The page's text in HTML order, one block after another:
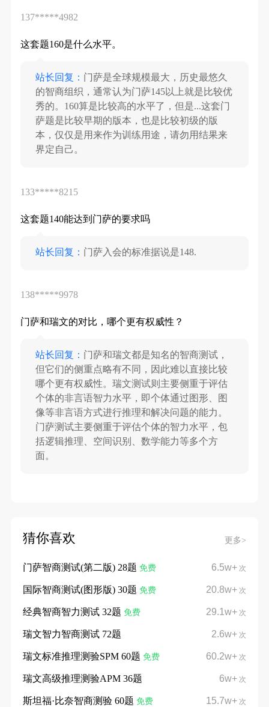
137*****4982
这套题160是什么水平。
站长回复： 门萨是全球规模最大，历史最悠久
的智商组织，通常认为门萨145以上就是比较优
秀的。160算是比较高的水平了，但是...这套门
萨题是比较早期的版本，也是比较初级的版
本，仅仅是用来作为训练用途，请勿用结果来
界定自己。
133*****8215
这套题140能达到门萨的要求吗
站长回复： 门萨入会的标准据说是148.
138*****9978
门萨和瑞文的对比，哪个更有权威性？
站长回复： 门萨和瑞文都是知名的智商测试，
但它们的侧重点略有不同，因此难以直接比较
哪个更有权威性。瑞文测试则主要侧重于评估
个体的非言语智力水平，即个体通过图形、图
像等非言语方式进行推理和解决问题的能力。
门萨测试主要侧重于评估个体的智力水平，包
括逻辑推理、空间识别、数学能力等多个方
面。
猜你喜欢 更多>
6.5w+ 次
门萨智商测试(第二版) 28题 免费
20.8w+ 次
国际智商测试(图形版) 30题 免费
29.1w+ 次
经典智商智力测试 32题 免费
2.6w+ 次
瑞文智力智商测试 72题
60.2w+ 次
瑞文标准推理测验SPM 60题 免费
6w+ 次
瑞文高级推理测验APM 36题
15.7w+ 次
斯坦福·比奈智商测验 60题 免费